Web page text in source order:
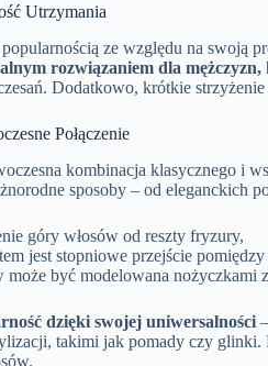
Utrzymania
ze względu na swoją
rozwiązaniem dla
Dodatkowo, krótkie
Połączenie
kombinacja klasycznego i
sposoby – od eleganckich
góry włosów od reszty fryzury,
jest stopniowe przejście
może być modelowana
dzięki swojej uniwersalności
takimi jak pomady czy glinki.